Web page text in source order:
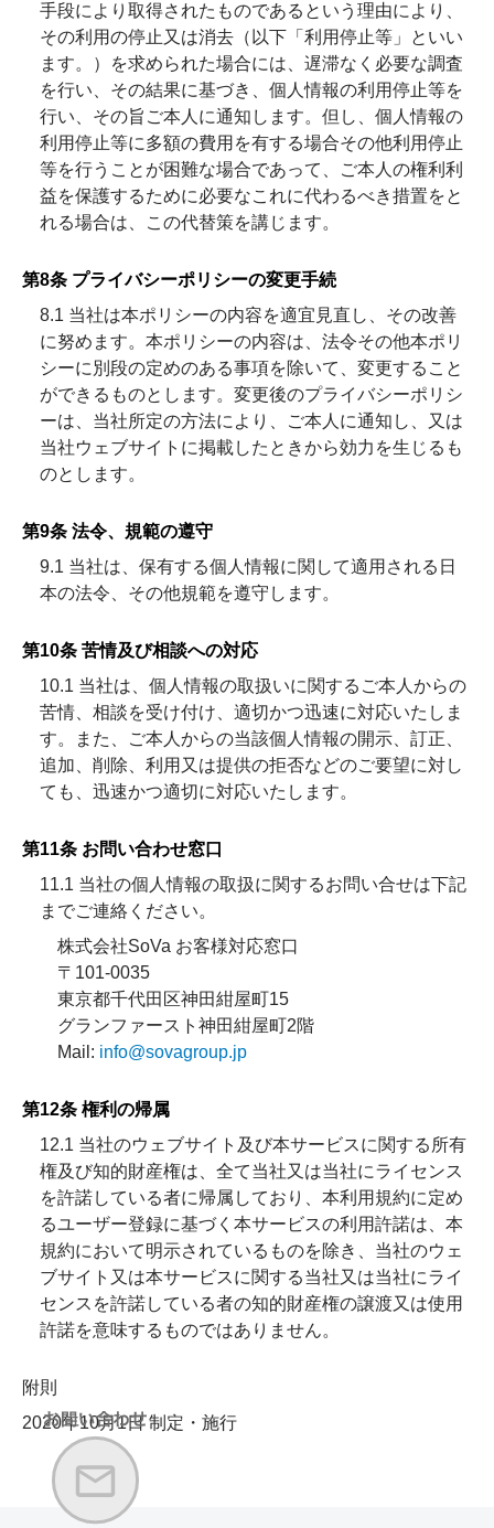
手段により取得されたものであるという理由により、
その利用の停止又は消去（以下「利用停止等」といい
ます。）を求められた場合には、遅滞なく必要な調査
を行い、その結果に基づき、個人情報の利用停止等を
行い、その旨ご本人に通知します。但し、個人情報の
利用停止等に多額の費用を有する場合その他利用停止
等を行うことが困難な場合であって、ご本人の権利利
益を保護するために必要なこれに代わるべき措置をと
れる場合は、この代替策を講じます。
第8条 プライバシーポリシーの変更手続
8.1 当社は本ポリシーの内容を適宜見直し、その改善
に努めます。本ポリシーの内容は、法令その他本ポリ
シーに別段の定めのある事項を除いて、変更すること
ができるものとします。変更後のプライバシーポリシ
ーは、当社所定の方法により、ご本人に通知し、又は
当社ウェブサイトに掲載したときから効力を生じるも
のとします。
第9条 法令、規範の遵守
9.1 当社は、保有する個人情報に関して適用される日
本の法令、その他規範を遵守します。
第10条 苦情及び相談への対応
10.1 当社は、個人情報の取扱いに関するご本人からの
苦情、相談を受け付け、適切かつ迅速に対応いたしま
す。また、ご本人からの当該個人情報の開示、訂正、
追加、削除、利用又は提供の拒否などのご要望に対し
ても、迅速かつ適切に対応いたします。
第11条 お問い合わせ窓口
11.1 当社の個人情報の取扱に関するお問い合せは下記
までご連絡ください。
株式会社SoVa お客様対応窓口
〒101-0035
東京都千代田区神田紺屋町15
グランファースト神田紺屋町2階
Mail: info@sovagroup.jp
第12条 権利の帰属
12.1 当社のウェブサイト及び本サービスに関する所有
権及び知的財産権は、全て当社又は当社にライセンス
を許諾している者に帰属しており、本利用規約に定め
るユーザー登録に基づく本サービスの利用許諾は、本
規約において明示されているものを除き、当社のウェ
ブサイト又は本サービスに関する当社又は当社にライ
センスを許諾している者の知的財産権の譲渡又は使用
許諾を意味するものではありません。
附則
2020年10月1日 制定・施行